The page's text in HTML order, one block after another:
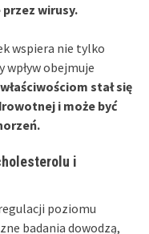
wirusy.
wspiera nie tylko
obejmuje
stał się
i może być
i
poziomu
badania dowodzą,